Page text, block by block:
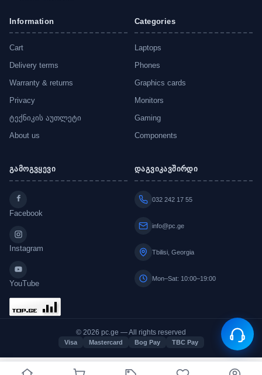
Information
Cart
Delivery terms
Warranty & returns
Privacy
ტექნიკის აუთლეტი
About us
Categories
Laptops
Phones
Graphics cards
Monitors
Gaming
Components
გამოგვყევი
Facebook
Instagram
YouTube
დაგვიკავშირდი
032 242 17 55
info@pc.ge
Tbilisi, Georgia
Mon–Sat: 10:00–19:00
© 2026 pc.ge — All rights reserved
Visa Mastercard Bog Pay TBC Pay